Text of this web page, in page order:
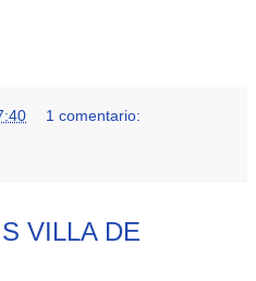
1 comentario:
VILLA DE